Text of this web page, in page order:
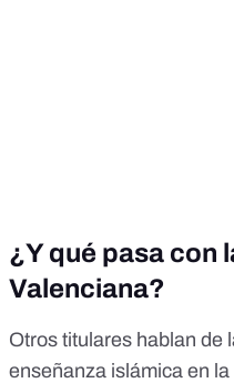
¿Y qué pasa con
Valenciana?
Otros titulares hablan de
enseñanza islámica en